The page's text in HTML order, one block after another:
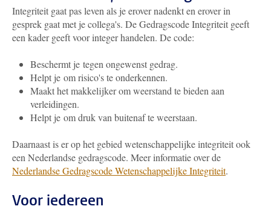
Integriteit gaat pas leven als je erover nadenkt en erover in
gesprek gaat met je collega's. De Gedragscode Integriteit geeft
een kader geeft voor integer handelen. De code:
Beschermt je tegen ongewenst gedrag.
Helpt je om risico's te onderkennen.
Maakt het makkelijker om weerstand te bieden aan
verleidingen.
Helpt je om druk van buitenaf te weerstaan.
Daarnaast is er op het gebied wetenschappelijke integriteit ook
een Nederlandse gedragscode. Meer informatie over de
Nederlandse Gedragscode Wetenschappelijke Integriteit.
Voor iedereen